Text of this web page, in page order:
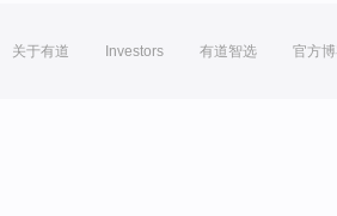
关于有道 Investors 有道智选 官方